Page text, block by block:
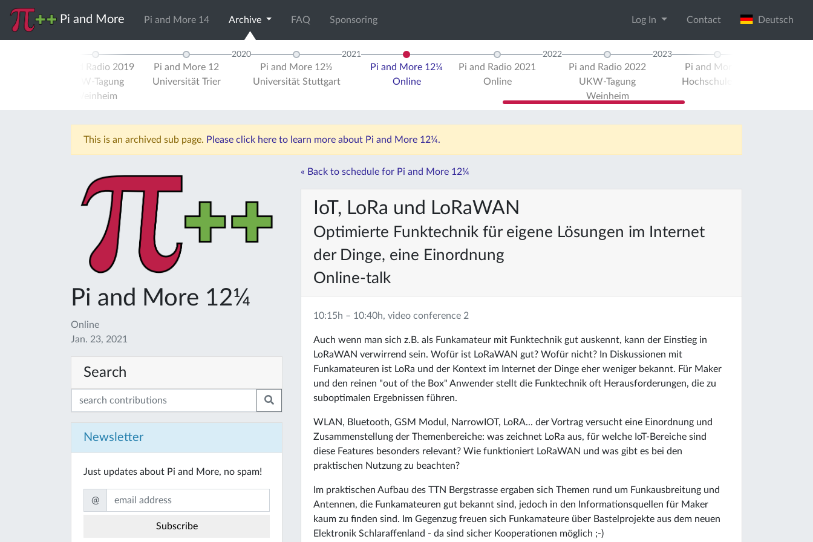
Pi and More Pi and More 14 Archive FAQ Sponsoring Log In Contact Deutsch
Pi and Radio 2019
UKW-Tagung
Weinheim
Pi and More 12
Universität Trier
2020
Pi and More 12½
Universität Stuttgart
2021
Pi and More 12¼
Online
Pi and Radio 2021
Online
2022
Pi and Radio 2022
UKW-Tagung
Weinheim
2023
Pi and More 13
Hochschule Trier
This is an archived sub page. Please click here to learn more about Pi and More 12¼.
Pi and More 12¼
Online
Jan. 23, 2021
Search
Newsletter
Just updates about Pi and More, no spam!
@
« Back to schedule for Pi and More 12¼
IoT, LoRa und LoRaWAN
Optimierte Funktechnik für eigene Lösungen im Internet
der Dinge, eine Einordnung
Online-talk
10:15h – 10:40h, video conference 2
Auch wenn man sich z.B. als Funkamateur mit Funktechnik gut auskennt, kann der Einstieg in
LoRaWAN verwirrend sein. Wofür ist LoRaWAN gut? Wofür nicht? In Diskussionen mit
Funkamateuren ist LoRa und der Kontext im Internet der Dinge eher weniger bekannt. Für Maker
und den reinen "out of the Box" Anwender stellt die Funktechnik oft Herausforderungen, die zu
suboptimalen Ergebnissen führen.
WLAN, Bluetooth, GSM Modul, NarrowIOT, LoRA... der Vortrag versucht eine Einordnung und
Zusammenstellung der Themenbereiche: was zeichnet LoRa aus, für welche IoT-Bereiche sind
diese Features besonders relevant? Wie funktioniert LoRaWAN und was gibt es bei den
praktischen Nutzung zu beachten?
Im praktischen Aufbau des TTN Bergstrasse ergaben sich Themen rund um Funkausbreitung und
Antennen, die Funkamateuren gut bekannt sind, jedoch in den Informationsquellen für Maker
kaum zu finden sind. Im Gegenzug freuen sich Funkamateure über Bastelprojekte aus dem neuen
Elektronik Schlaraffenland - da sind sicher Kooperationen möglich ;-)